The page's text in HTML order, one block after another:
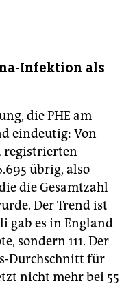
Infektion als
die PHE am
eindeutig: Von
registrierten
übrig, also
die Gesamtzahl
Der Trend ist
gab es in England
sondern 111. Der
Durchschnitt für
nicht mehr bei 55